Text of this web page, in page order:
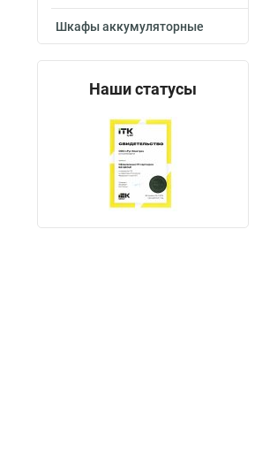
Шкафы аккумуляторные
Наши статусы